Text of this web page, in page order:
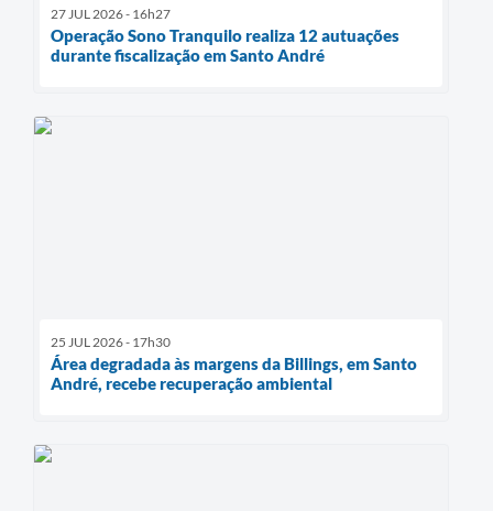
27 JUL 2026 - 16h27
Operação Sono Tranquilo realiza 12 autuações
durante fiscalização em Santo André
25 JUL 2026 - 17h30
Área degradada às margens da Billings, em Santo
André, recebe recuperação ambiental